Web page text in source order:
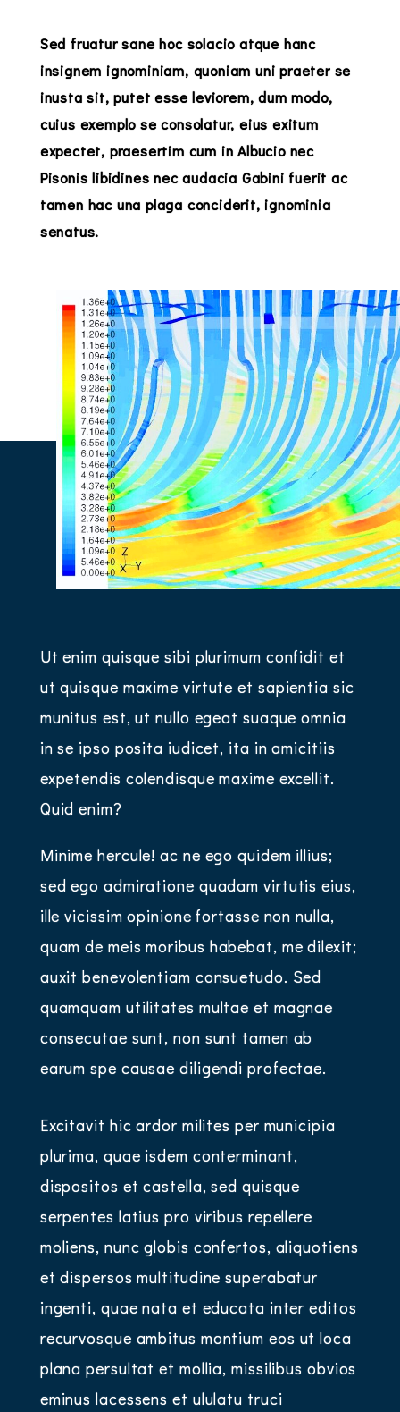
Sed fruatur sane hoc solacio atque hanc
insignem ignominiam, quoniam uni praeter se
inusta sit, putet esse leviorem, dum modo,
cuius exemplo se consolatur, eius exitum
expectet, praesertim cum in Albucio nec
Pisonis libidines nec audacia Gabini fuerit ac
tamen hac una plaga conciderit, ignominia
senatus.
Ut enim quisque sibi plurimum confidit et
ut quisque maxime virtute et sapientia sic
munitus est, ut nullo egeat suaque omnia
in se ipso posita iudicet, ita in amicitiis
expetendis colendisque maxime excellit.
Quid enim?
Minime hercule! ac ne ego quidem illius;
sed ego admiratione quadam virtutis eius,
ille vicissim opinione fortasse non nulla,
quam de meis moribus habebat, me dilexit;
auxit benevolentiam consuetudo. Sed
quamquam utilitates multae et magnae
consecutae sunt, non sunt tamen ab
earum spe causae diligendi profectae.
Excitavit hic ardor milites per municipia
plurima, quae isdem conterminant,
dispositos et castella, sed quisque
serpentes latius pro viribus repellere
moliens, nunc globis confertos, aliquotiens
et dispersos multitudine superabatur
ingenti, quae nata et educata inter editos
recurvosque ambitus montium eos ut loca
plana persultat et mollia, missilibus obvios
eminus lacessens et ululatu truci